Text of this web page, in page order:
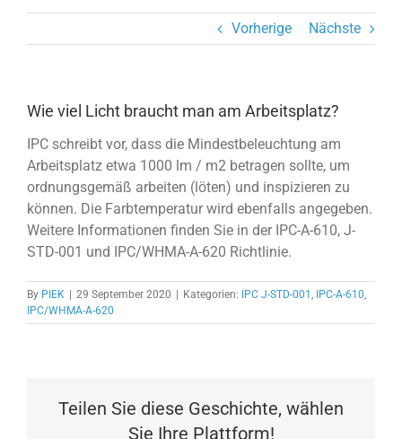
Vorherige Nächste
Wie viel Licht braucht man am Arbeitsplatz?
IPC schreibt vor, dass die Mindestbeleuchtung am
Arbeitsplatz etwa 1000 lm / m2 betragen sollte, um
ordnungsgemäß arbeiten (löten) und inspizieren zu
können. Die Farbtemperatur wird ebenfalls angegeben.
Weitere Informationen finden Sie in der IPC-A-610, J-
STD-001 und IPC/WHMA-A-620 Richtlinie.
By PIEK | 29 September 2020 | Kategorien: IPC J-STD-001 IPC-A-610
IPC/WHMA-A-620
Teilen Sie diese Geschichte, wählen
Sie Ihre Plattform!